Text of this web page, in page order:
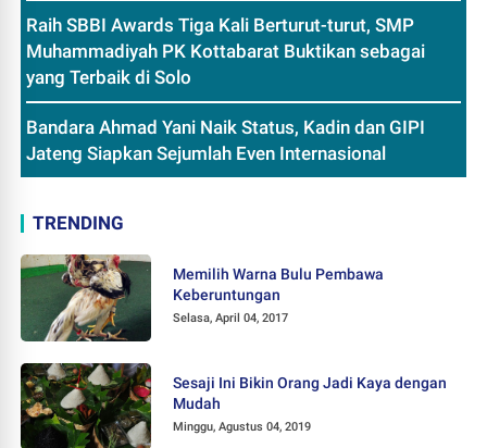
Raih SBBI Awards Tiga Kali Berturut-turut, SMP
Muhammadiyah PK Kottabarat Buktikan sebagai
yang Terbaik di Solo
Bandara Ahmad Yani Naik Status, Kadin dan GIPI
Jateng Siapkan Sejumlah Even Internasional
TRENDING
Memilih Warna Bulu Pembawa
Keberuntungan
Selasa, April 04, 2017
Sesaji Ini Bikin Orang Jadi Kaya dengan
Mudah
Minggu, Agustus 04, 2019